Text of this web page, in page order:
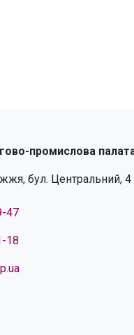
промислова
бул. Центральний, 4
47
18